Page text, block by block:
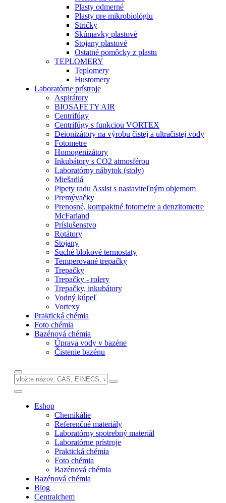
Plasty odmerné
Plasty pre mikrobiológiu
Stričky
Skúmavky plastové
Stojany plastové
Ostatné pomôcky z plastu
TEPLOMERY
Teplomery
Hustomery
Laboratórne prístroje
Aspirátory
BIOSAFETY AIR
Centrifúgy
Centrifúgy s funkciou VORTEX
Deionizátory na výrobu čistej a ultračistej vody
Fotometre
Homogenizátory
Inkubátory s CO2 atmosférou
Laboratórny nábytok (stoly)
Miešadlá
Pipety radu Assist s nastaviteľným objemom
Premývačky
Prenosné, kompaktné fotometre a denzitometre
McFarland
Príslušenstvo
Rotátory
Stojany
Suché blokové termostaty
Temperované trepačky
Trepačky
Trepačky - rolery
Trepačky, inkubátory
Vodný kúpeľ
Vortexy
Praktická chémia
Foto chémia
Bazénová chémia
Úprava vody v bazéne
Čistenie bazénu
Eshop
Chemikálie
Referenčné materiály
Laboratórny spotrebný materiál
Laboratórne prístroje
Praktická chémia
Foto chémia
Bazénová chémia
Bazénová chémia
Blog
Centralchem